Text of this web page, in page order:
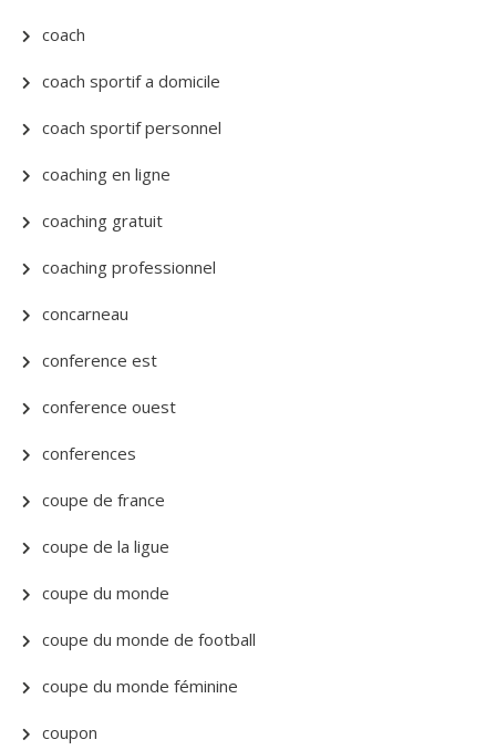
coach
coach sportif a domicile
coach sportif personnel
coaching en ligne
coaching gratuit
coaching professionnel
concarneau
conference est
conference ouest
conferences
coupe de france
coupe de la ligue
coupe du monde
coupe du monde de football
coupe du monde féminine
coupon